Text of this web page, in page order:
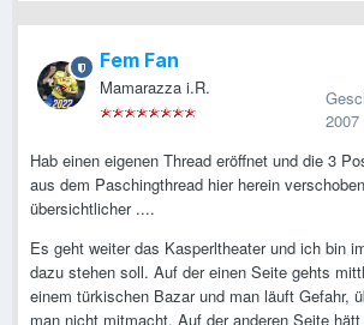
Fem Fan
Mamarazza i.R.
2007
Hab einen eigenen Thread eröffnet und die 3
aus dem Paschingthread hier herein
übersichtlicher ....
Es geht weiter das Kasperltheater und ich bin
dazu stehen soll. Auf der einen Seite gehts
einem türkischen Bazar und man läuft Gefahr,
man nicht mitmacht. Auf der anderen Seite